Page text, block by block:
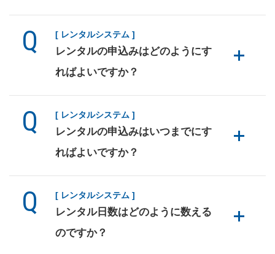
[ レンタルシステム ]
レンタルの申込みはどのようにす
ればよいですか？
[ レンタルシステム ]
レンタルの申込みはいつまでにす
ればよいですか？
[ レンタルシステム ]
レンタル日数はどのように数える
のですか？